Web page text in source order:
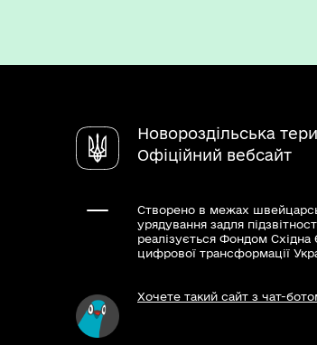
Новороздільська
Офіційний вебсайт
Створено в межах
урядування задля
реалізується Фондом Східна
цифрової трансформації
Хочете такий сайт з чат-